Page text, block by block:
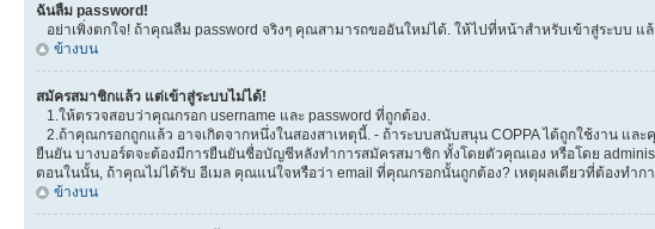
ฉันลืม password!
อย่าเพิ่งตกใจ! ถ้าคุณลืม password จริงๆ คุณสามารถขออันใหม่ได้. ให้ไปที่หน้าสำหรับเข้าสู่ระบบ แ
ข้างบน
สมัครสมาชิกแล้ว แต่เข้าสู่ระบบไม่ได้!
1.ให้ตรวจสอบว่าคุณกรอก username และ password ที่ถูกต้อง.
2.ถ้าคุณกรอกถูกแล้ว อาจเกิดจากหนึ่งในสองสาเหตุนี้. - ถ้าระบบสนับสนุน COPPA ได้ถูกใช้งาน
ยืนยัน บางบอร์ดจะต้องมีการยืนยันชื่อบัญชีหลังทำการสมัครสมาชิก ทั้งโดยตัวคุณเอง หรือโดย
ตอนในนั้น, ถ้าคุณไม่ได้รับ อีเมล คุณแน่ใจหรือว่า email ที่คุณกรอกนั้นถูกต้อง? เหตุผลเดียวที่ต้องทำ
ข้างบน